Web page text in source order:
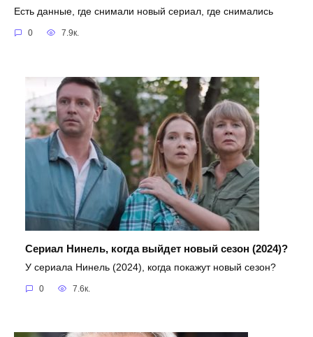
Есть данные, где снимали новый сериал, где снимались
0 7.9к.
Сериал Нинель, когда выйдет новый сезон (2024)?
У сериала Нинель (2024), когда покажут новый сезон?
0 7.6к.